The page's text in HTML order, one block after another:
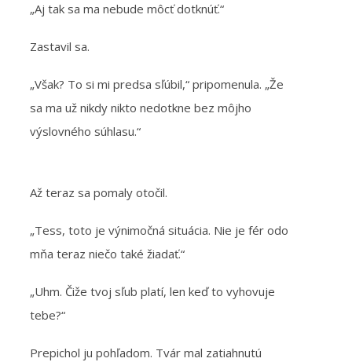
„Aj tak sa ma nebude môcť dotknúť.“
Zastavil sa.
„Však? To si mi predsa sľúbil,“ pripomenula. „Že
sa ma už nikdy nikto nedotkne bez môjho
výslovného súhlasu.“
Až teraz sa pomaly otočil.
„Tess, toto je výnimočná situácia. Nie je fér odo
mňa teraz niečo také žiadať.“
„Uhm. Čiže tvoj sľub platí, len keď to vyhovuje
tebe?“
Prepichol ju pohľadom. Tvár mal zatiahnutú